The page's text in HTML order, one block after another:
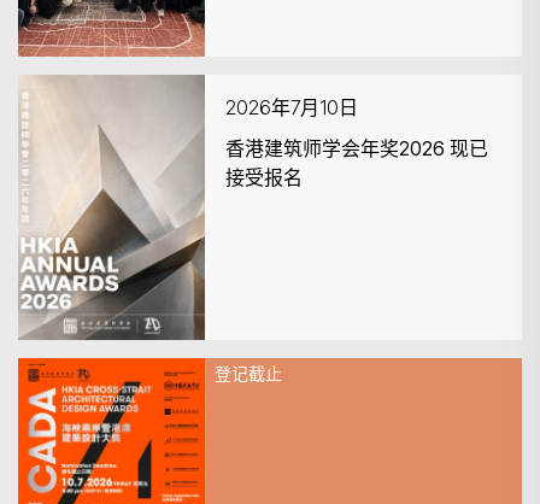
2026年7月10日
香港建筑师学会年奖2026 现已
接受报名
登记截止